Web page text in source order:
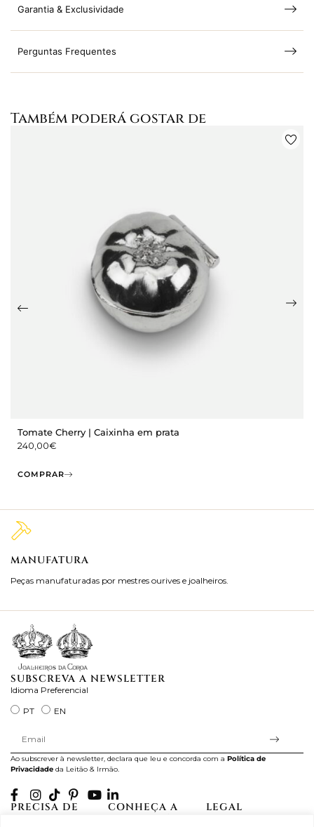
Garantia & Exclusividade
Perguntas Frequentes
Também poderá gostar de
Tomate Cherry | Caixinha em prata
240,00€
COMPRAR
MANUFATURA
Peças manufaturadas por mestres ourives e joalheiros.
SUBSCREVA A NEWSLETTER
Idioma Preferencial
PT
EN
Ao subscrever à newsletter, declara que leu e concorda com a Política de
Privacidade da Leitão & Irmão.
PRECISA DE
CONHEÇA A
LEGAL